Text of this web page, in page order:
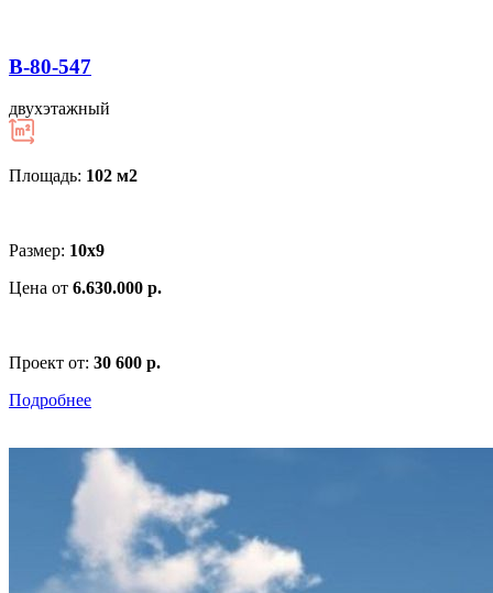
В-80-547
двухэтажный
Площадь: 102 м2
Размер: 10х9
Цена от 6.630.000 р.
Проект от: 30 600 р.
Подробнее